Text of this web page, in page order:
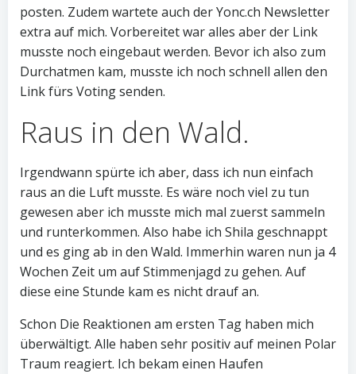
posten. Zudem wartete auch der Yonc.ch Newsletter
extra auf mich. Vorbereitet war alles aber der Link
musste noch eingebaut werden. Bevor ich also zum
Durchatmen kam, musste ich noch schnell allen den
Link fürs Voting senden.
Raus in den Wald.
Irgendwann spürte ich aber, dass ich nun einfach
raus an die Luft musste. Es wäre noch viel zu tun
gewesen aber ich musste mich mal zuerst sammeln
und runterkommen. Also habe ich Shila geschnappt
und es ging ab in den Wald. Immerhin waren nun ja 4
Wochen Zeit um auf Stimmenjagd zu gehen. Auf
diese eine Stunde kam es nicht drauf an.
Schon Die Reaktionen am ersten Tag haben mich
überwältigt. Alle haben sehr positiv auf meinen Polar
Traum reagiert. Ich bekam einen Haufen